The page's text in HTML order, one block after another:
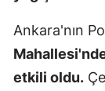
Ankara'nın
etkili oldu.